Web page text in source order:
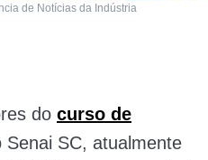
de Notícias da Indústria
do curso de
SC, atualmente